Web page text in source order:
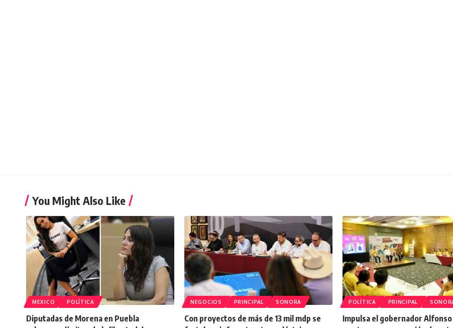
You Might Also Like
MEXICO POLÍTICA
Diputadas de Morena en Puebla
NEGOCIOS PRINCIPAL SONORA
Con proyectos de más de 13 mil mdp se
POLÍTICA PRINCIPAL
Impulsa el gobernador